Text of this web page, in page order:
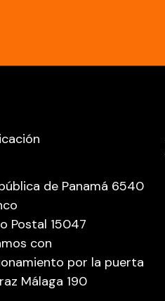
de Panamá 6540
Postal 15047
con
por la puerta
Málaga 190